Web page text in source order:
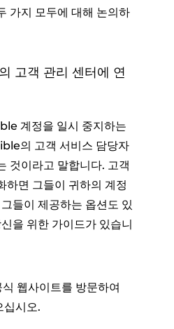
가지 모두에 대해 논의하
고객 관리 센터에 연
계정을 일시 중지하는
의 고객 서비스 담당자
것이라고 말합니다. 고객
하면 그들이 귀하의 계정
들이 제공하는 옵션도 있
을 위한 가이드가 있습니
웹사이트를 방문하여
십시오.